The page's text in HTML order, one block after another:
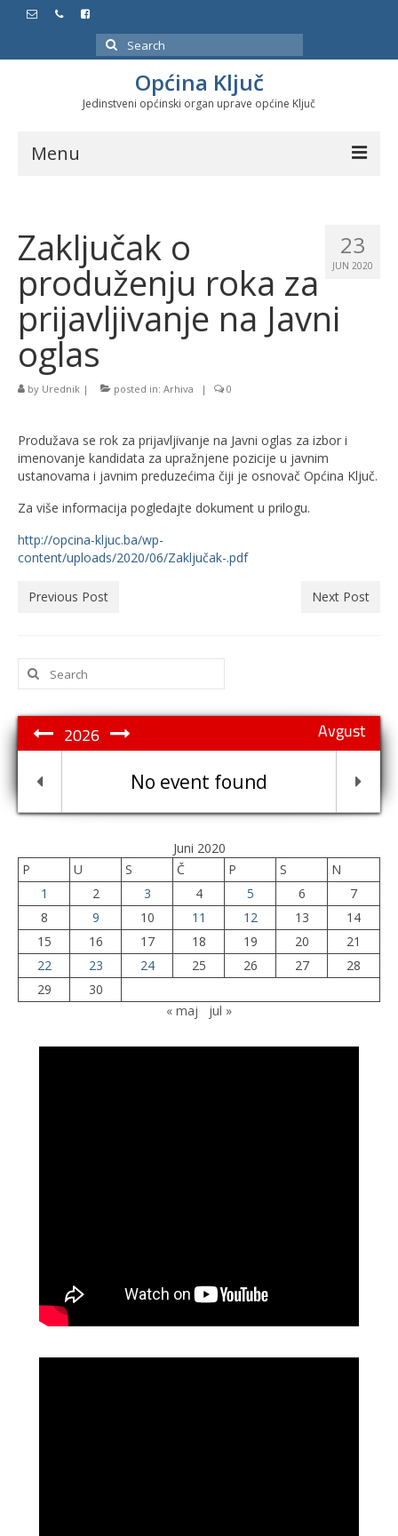
Search
for:
Općina Ključ
Jedinstveni općinski organ uprave općine Ključ
Menu
Službeni glasnici
Javne nabavke
Značajni datumi i manifestacije
Program energetske efikasnosti u stambenom
sektoru
23
JUN 2020
Zaključak o
produženju roka za
prijavljivanje na Javni
oglas
by Urednik | posted in: Arhiva | 0
Produžava se rok za prijavljivanje na Javni oglas za izbor i
imenovanje kandidata za upražnjene pozicije u javnim
ustanovama i javnim preduzećima čiji je osnovač Općina Ključ.
Za više informacija pogledajte dokument u prilogu.
http://opcina-kljuc.ba/wp-
content/uploads/2020/06/Zaključak-.pdf
Previous Post Next Post
Search
for:
Avgust
2026
No event found
Juni 2020
P
U S Č P S
N
1
2 3 4 5 6
7
8
9 10 11 12 13
14
15
16 17 18 19 20
21
22
23 24 25 26 27
28
29
30
« maj
jul »